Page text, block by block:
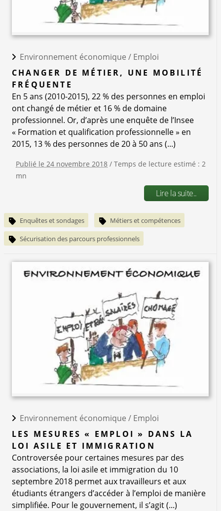
Environnement économique / Emploi
CHANGER DE MÉTIER, UNE MOBILITÉ
FRÉQUENTE
En 5 ans (2010-2015), 22 % des personnes en emploi
ont changé de métier et 16 % de domaine
professionnel. Or, d’après une enquête de l’Insee
« Formation et qualification professionnelle » en
2015, 13 % des personnes de 20 à 50 ans (...)
Publié le 24 novembre 2018 / Temps de lecture estimé : 2
mn
Lire la suite..
Enquêtes et sondages Métiers et compétences
Sécurisation des parcours professionnels
Environnement économique / Emploi
LES MESURES « EMPLOI » DANS LA
LOI ASILE ET IMMIGRATION
Controversée pour certaines mesures par des
associations, la loi asile et immigration du 10
septembre 2018 permet aux travailleurs et aux
étudiants étrangers d’accéder à l’emploi de manière
simplifiée. Pour le gouvernement, il s’agit (...)